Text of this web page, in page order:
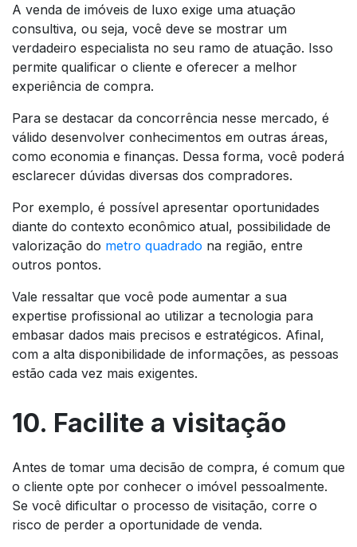
A venda de imóveis de luxo exige uma atuação
consultiva, ou seja, você deve se mostrar um
verdadeiro especialista no seu ramo de atuação. Isso
permite qualificar o cliente e oferecer a melhor
experiência de compra.
Para se destacar da concorrência nesse mercado, é
válido desenvolver conhecimentos em outras áreas,
como economia e finanças. Dessa forma, você poderá
esclarecer dúvidas diversas dos compradores.
Por exemplo, é possível apresentar oportunidades
diante do contexto econômico atual, possibilidade de
valorização do metro quadrado na região, entre
outros pontos.
Vale ressaltar que você pode aumentar a sua
expertise profissional ao utilizar a tecnologia para
embasar dados mais precisos e estratégicos. Afinal,
com a alta disponibilidade de informações, as pessoas
estão cada vez mais exigentes.
10. Facilite a visitação
Antes de tomar uma decisão de compra, é comum que
o cliente opte por conhecer o imóvel pessoalmente.
Se você dificultar o processo de visitação, corre o
risco de perder a oportunidade de venda.